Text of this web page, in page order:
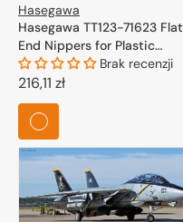
Hasegawa
Hasegawa TT123-71623 Flat
End Nippers for Plastic
Models
Brak recenzji
Cena
regularna
216,11 zł